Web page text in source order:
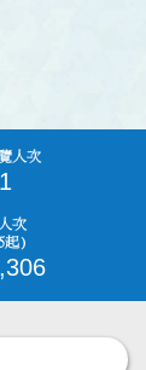
人次
次
起)